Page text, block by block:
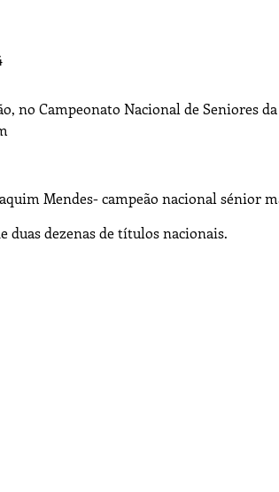
no Campeonato Nacional de Seniores
Mendes- campeão nacional sénior
duas dezenas de títulos nacionais.